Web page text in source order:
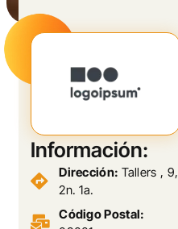
Información:
Dirección: Tallers , 9,
2n. 1a.
Código Postal: